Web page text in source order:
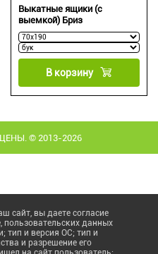
Выкатные ящики (с
выемкой) Бриз
В корзину
© 2013-2026
сайт, вы даете согласие
данных
тип и версия ОС; тип и
и разрешение его